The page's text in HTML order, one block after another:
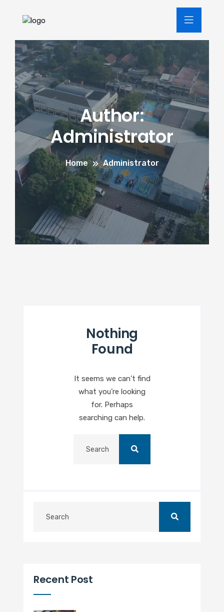
Author:
Administrator
Home Administrator
Nothing
Found
It seems we can’t find
what you’re looking
for. Perhaps
searching can help.
Recent Post